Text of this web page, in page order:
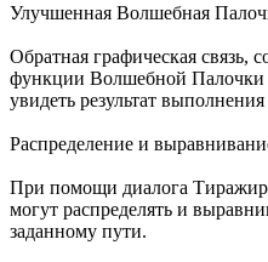
Улучшенная Волшебная
Обратная графическая
функции Волшебной Палочки
увидеть результат
Распределение и
При помощи диалога
могут распределять и
заданному пути.